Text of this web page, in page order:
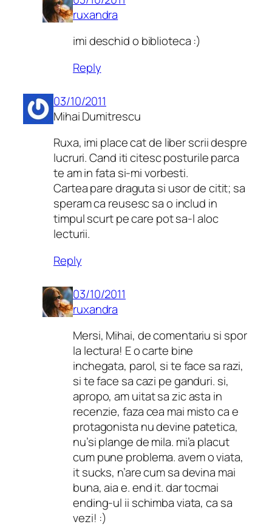
ruxandra
imi deschid o biblioteca :)
Reply
03/10/2011
Mihai Dumitrescu
Ruxa, imi place cat de liber scrii despre
lucruri. Cand iti citesc posturile parca
te am in fata si-mi vorbesti.
Cartea pare draguta si usor de citit; sa
speram ca reusesc sa o includ in
timpul scurt pe care pot sa-l aloc
lecturii.
Reply
03/10/2011
ruxandra
Mersi, Mihai, de comentariu si spor
la lectura! E o carte bine
inchegata, parol, si te face sa razi,
si te face sa cazi pe ganduri. si,
apropo, am uitat sa zic asta in
recenzie, faza cea mai misto ca e
protagonista nu devine patetica,
nu’si plange de mila. mi’a placut
cum pune problema. avem o viata,
it sucks, n’are cum sa devina mai
buna, aia e. end it. dar tocmai
ending-ul ii schimba viata, ca sa
vezi! :)